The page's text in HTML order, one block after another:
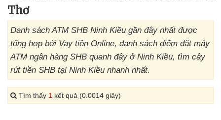
Thơ
Danh sách ATM SHB Ninh Kiều gần đây nhất được
tổng hợp bởi Vay tiền Online, danh sách điểm đặt máy
ATM ngân hàng SHB quanh đây ở Ninh Kiều, tìm cây
rút tiền SHB tại Ninh Kiều nhanh nhất.
Tìm thấy 1 kết quả (0.0014 giây)